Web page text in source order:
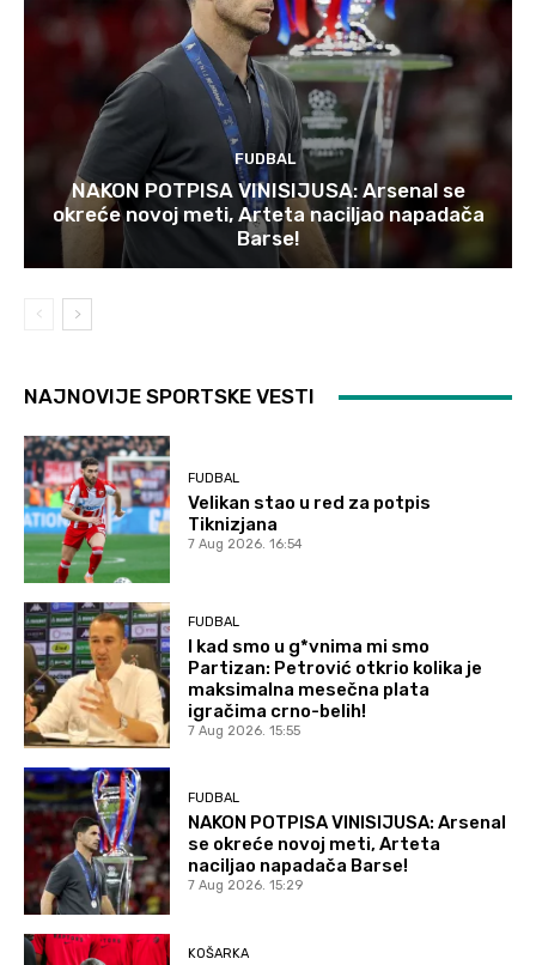
FUDBAL
NAKON POTPISA VINISIJUSA: Arsenal se
okreće novoj meti, Arteta naciljao napadača
Barse!
NAJNOVIJE SPORTSKE VESTI
FUDBAL
Velikan stao u red za potpis
Tiknizjana
7 Aug 2026. 16:54
FUDBAL
I kad smo u g*vnima mi smo
Partizan: Petrović otkrio kolika je
maksimalna mesečna plata
igračima crno-belih!
7 Aug 2026. 15:55
FUDBAL
NAKON POTPISA VINISIJUSA: Arsenal
se okreće novoj meti, Arteta
naciljao napadača Barse!
7 Aug 2026. 15:29
KOŠARKA